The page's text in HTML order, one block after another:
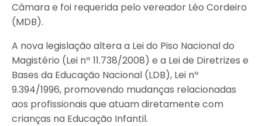
Câmara e foi requerida pelo vereador Léo Cordeiro
(MDB).
A nova legislação altera a Lei do Piso Nacional do
Magistério (Lei nº 11.738/2008) e a Lei de Diretrizes e
Bases da Educação Nacional (LDB), Lei nº
9.394/1996, promovendo mudanças relacionadas
aos profissionais que atuam diretamente com
crianças na Educação Infantil.